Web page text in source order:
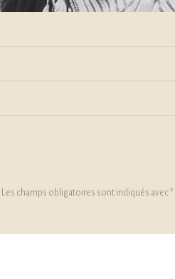
Les champs obligatoires sont indiqués avec*